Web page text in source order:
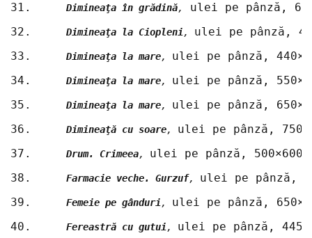
Dimineaţa în grădină,
ulei pe pânză,
Dimineaţa la Ciopleni, ulei pe pânză,
Dimineaţa la mare, ulei pe pânză,
Dimineaţa la mare, ulei pe pânză,
Dimineaţa la mare, ulei pe pânză,
Dimineaţă cu soare, ulei pe pânză,
Drum. Crimeea, ulei pe pânză, 500×600
Farmacie veche. Gurzuf, ulei pe pânză,
Femeie pe gânduri, ulei pe pânză,
Fereastră cu gutui, ulei pe pânză,